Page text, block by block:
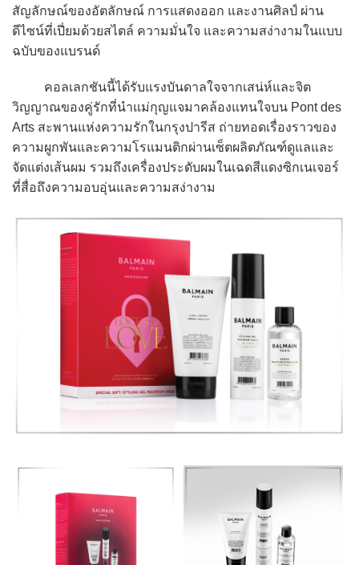
สัญลักษณ์ของอัตลักษณ์ การแสดงออก และงานศิลป์ ผ่าน
ดีไซน์ที่เปี่ยมด้วยสไตล์ ความมั่นใจ และความสง่างามในแบบ
ฉบับของแบรนด์
คอลเลกชันนี้ได้รับแรงบันดาลใจจากเสน่ห์และจิต
วิญญาณของคู่รักที่นำแม่กุญแจมาคล้องแทนใจบน Pont des
Arts สะพานแห่งความรักในกรุงปารีส ถ่ายทอดเรื่องราวของ
ความผูกพันและความโรแมนติกผ่านเซ็ตผลิตภัณฑ์ดูแลและ
จัดแต่งเส้นผม รวมถึงเครื่องประดับผมในเฉดสีแดงซิกเนเจอร์
ที่สื่อถึงความอบอุ่นและความสง่างาม